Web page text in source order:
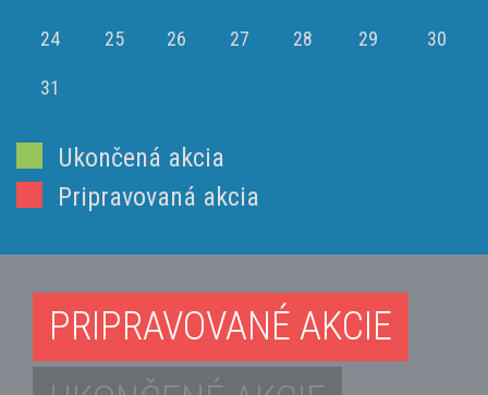
24 25 26 27 28 29 30
31
Ukončená akcia
Pripravovaná akcia
PRIPRAVOVANÉ AKCIE